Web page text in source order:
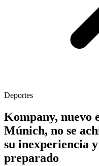
Deportes
Kompany, nuevo
Múnich, no se
su inexperiencia
preparado